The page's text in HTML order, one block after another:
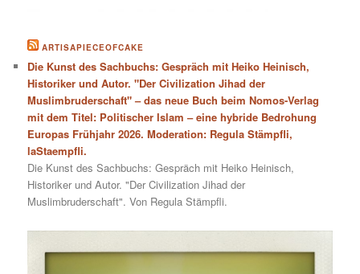
ARTISAPIECEOFCAKE
Die Kunst des Sachbuchs: Gespräch mit Heiko Heinisch,
Historiker und Autor. "Der Civilization Jihad der
Muslimbruderschaft" – das neue Buch beim Nomos-Verlag
mit dem Titel: Politischer Islam – eine hybride Bedrohung
Europas Frühjahr 2026. Moderation: Regula Stämpfli,
laStaempfli.
Die Kunst des Sachbuchs: Gespräch mit Heiko Heinisch,
Historiker und Autor. "Der Civilization Jihad der
Muslimbruderschaft". Von Regula Stämpfli.